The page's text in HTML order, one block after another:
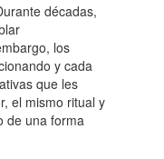
décadas,
los
y cada
que les
el mismo ritual y
de una forma